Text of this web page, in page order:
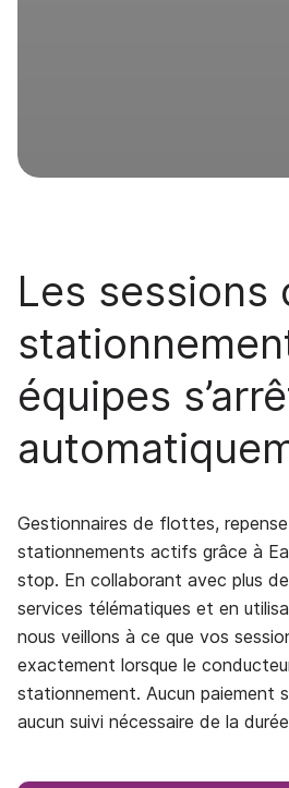
Les sessions
équipes
Gestionnaires de flottes,
stationnements actifs grâce à
stop. En collaborant avec plus
services télématiques et en
nous veillons à ce que vos
exactement lorsque le
stationnement. Aucun paiement
aucun suivi nécessaire de la